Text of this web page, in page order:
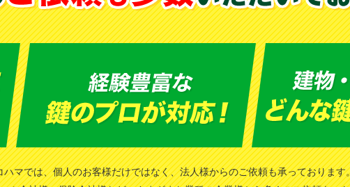
ハマでは、個人のお客様だけではなく、法人様からのご依頼も承っております